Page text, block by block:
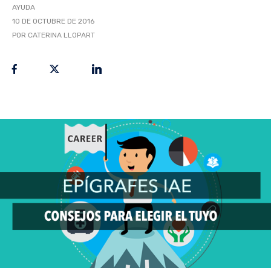
AYUDA
10 DE OCTUBRE DE 2016
POR CATERINA LLOPART